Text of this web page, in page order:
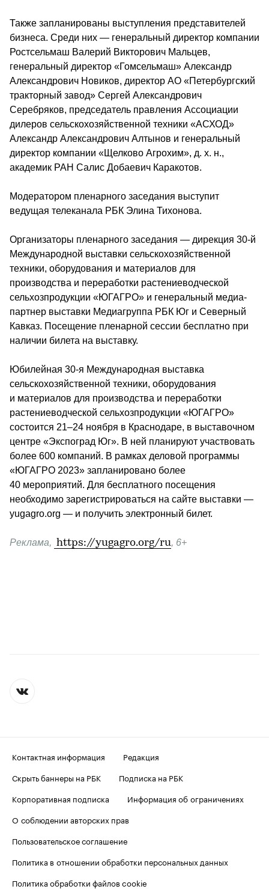
Также запланированы выступления представителей
бизнеса. Среди них — генеральный директор компании
Ростсельмаш Валерий Викторович Мальцев,
генеральный директор «Гомсельмаш» Александр
Александрович Новиков, директор АО «Петербургский
тракторный завод» Сергей Александрович
Серебряков, председатель правления Ассоциации
дилеров сельскохозяйственной техники «АСХОД»
Александр Александрович Алтынов и генеральный
директор компании «Щелково Агрохим», д. х. н.,
академик РАН Салис Добаевич Каракотов.
Модератором пленарного заседания выступит
ведущая телеканала РБК Элина Тихонова.
Организаторы пленарного заседания — дирекция 30-й
Международной выставки сельскохозяйственной
техники, оборудования и материалов для
производства и переработки растениеводческой
сельхозпродукции «ЮГАГРО» и генеральный медиа-
партнер выставки Медиагруппа РБК Юг и Северный
Кавказ. Посещение пленарной сессии бесплатно при
наличии билета на выставку.
Юбилейная 30-я Международная выставка
сельскохозяйственной техники, оборудования
и материалов для производства и переработки
растениеводческой сельхозпродукции «ЮГАГРО»
состоится 21–24 ноября в Краснодаре, в выставочном
центре «Экспоград Юг». В ней планируют участвовать
более 600 компаний. В рамках деловой программы
«ЮГАГРО 2023» запланировано более
40 мероприятий. Для бесплатного посещения
необходимо зарегистрироваться на сайте выставки —
yugagro.org — и получить электронный билет.
Реклама, https://yugagro.org/ru, 6+
Контактная информация
Редакция
Скрыть баннеры на РБК
Подписка на РБК
Корпоративная подписка
Информация об ограничениях
О соблюдении авторских прав
Пользовательское соглашение
Политика в отношении обработки персональных данных
Политика обработки файлов cookie